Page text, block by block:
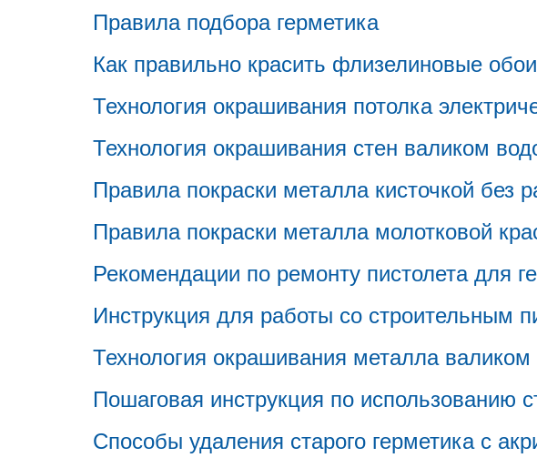
Правила подбора герметика
Как правильно красить флизелиновые
Технология окрашивания потолка
Технология окрашивания стен валиком
Правила покраски металла кисточкой без
Правила покраски металла молотковой
Рекомендации по ремонту пистолета для
Инструкция для работы со строительным
Технология окрашивания металла валиком
Пошаговая инструкция по использованию
Способы удаления старого герметика с